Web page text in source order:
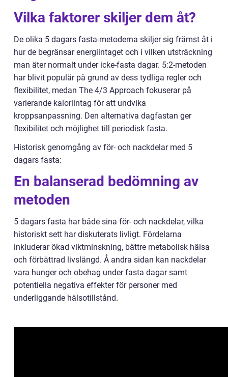
Vilka faktorer skiljer dem åt?
De olika 5 dagars fasta-metoderna skiljer sig främst åt i
hur de begränsar energiintaget och i vilken utsträckning
man äter normalt under icke-fasta dagar. 5:2-metoden
har blivit populär på grund av dess tydliga regler och
flexibilitet, medan The 4/3 Approach fokuserar på
varierande kaloriintag för att undvika
kroppsanpassning. Den alternativa dagfastan ger
flexibilitet och möjlighet till periodisk fasta.
Historisk genomgång av för- och nackdelar med 5
dagars fasta:
En balanserad bedömning av
metoden
5 dagars fasta har både sina för- och nackdelar, vilka
historiskt sett har diskuterats livligt. Fördelarna
inkluderar ökad viktminskning, bättre metabolisk hälsa
och förbättrad livslängd. Å andra sidan kan nackdelar
vara hunger och obehag under fasta dagar samt
potentiella negativa effekter för personer med
underliggande hälsotillstånd.